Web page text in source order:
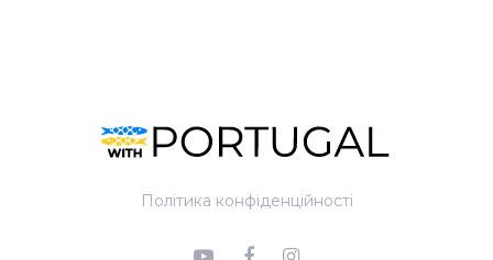
Політика конфіденційності